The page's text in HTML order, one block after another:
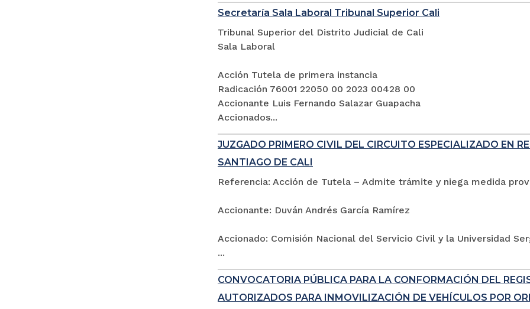
Secretaría Sala Laboral Tribunal Superior Cali
Tribunal Superior del Distrito Judicial de Cali
Sala Laboral
Acción Tutela de primera instancia
Radicación 76001 22050 00 2023 00428 00
Accionante Luis Fernando Salazar Guapacha
Accionados...
JUZGADO PRIMERO CIVIL DEL CIRCUITO ESPECIALIZADO EN
SANTIAGO DE CALI
Referencia: Acción de Tutela – Admite trámite y niega medida
Accionante: Duván Andrés García Ramírez
Accionado: Comisión Nacional del Servicio Civil y la Universidad
...
CONVOCATORIA PÚBLICA PARA LA CONFORMACIÓN DEL
AUTORIZADOS PARA INMOVILIZACIÓN DE VEHÍCULOS POR